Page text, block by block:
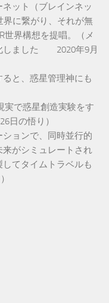
ット（ブレインネッ
界に繋がり、それが無
世界構想を提唱。（メ
しました 2020年9月
と、惑星管理神にも
実で惑星創造実験をす
日の悟り）
ョンで、同時並行的
がシミュレートされ
てタイムトラベルも